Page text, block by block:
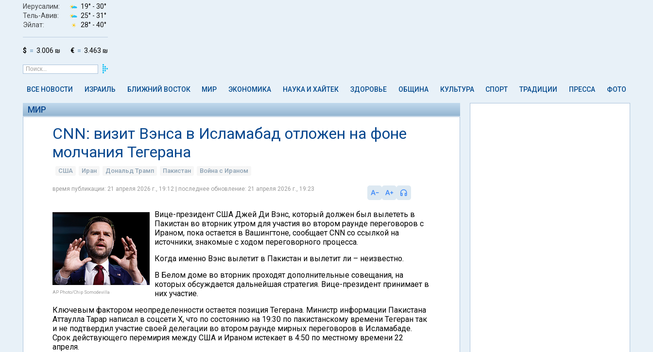
Иерусалим: 19° - 30°
Тель-Авив:
25° - 31°
Эйлат:
28° - 40°
$ 3.006 ₪ € 3.463 ₪
ВСЕ НОВОСТИ ИЗРАИЛЬ БЛИЖНИЙ ВОСТОК МИР ЭКОНОМИКА НАУКА И ХАЙТЕК ЗДОРОВЬЕ ОБЩИНА КУЛЬТУРА СПОРТ ТРАДИЦИИ ПРЕССА ФОТО
МИР
CNN: визит Вэнса в Исламабад отложен на фоне
молчания Тегерана
США Иран Дональд Трамп Пакистан Война с Ираном
время публикации: 21 апреля 2026 г., 19:12 | последнее обновление: 21 апреля 2026 г., 19:23
AP Photo/Chip Somodevilla
Вице-президент США Джей Ди Вэнс, который должен был вылететь в
Пакистан во вторник утром для участия во втором раунде переговоров с
Ираном, пока остается в Вашингтоне, сообщает CNN со ссылкой на
источники, знакомые с ходом переговорного процесса.
Когда именно Вэнс вылетит в Пакистан и вылетит ли – неизвестно.
В Белом доме во вторник проходят дополнительные совещания, на
которых обсуждается дальнейшая стратегия. Вице-президент принимает в
них участие.
Ключевым фактором неопределенности остается позиция Тегерана. Министр информации Пакистана
Аттаулла Тарар написал в соцсети Х, что по состоянию на 19:30 по пакистанскому времени Тегеран так
и не подтвердил участие своей делегации во втором раунде мирных переговоров в Исламабаде.
Срок действующего перемирия между США и Ираном истекает в 4:50 по местному времени 22
апреля.